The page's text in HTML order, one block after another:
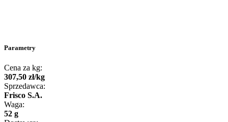
Parametry
Cena za kg:
307,50 zł/kg
Sprzedawca:
Frisco S.A.
Waga:
52 g